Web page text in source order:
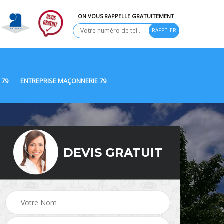
ON VOUS RAPPELLE GRATUITEMENT
79 ENTREPRISE MAÇONNERIE 79
Ravalement de façade Peinture Extérieure 79
DEVIS GRATUIT